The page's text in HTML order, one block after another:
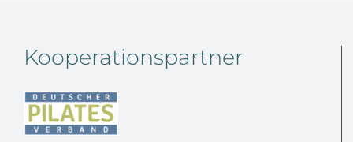
Kooperationspartner